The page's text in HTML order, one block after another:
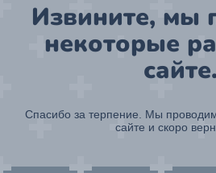
Извините, мы
некоторые
сайте.
Спасибо за терпение. Мы
сайте и скоро